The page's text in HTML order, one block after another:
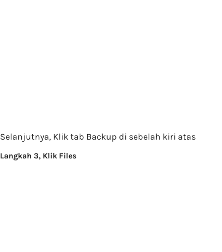
Selanjutnya, Klik tab Backup di sebelah kiri atas
Langkah 3, Klik Files